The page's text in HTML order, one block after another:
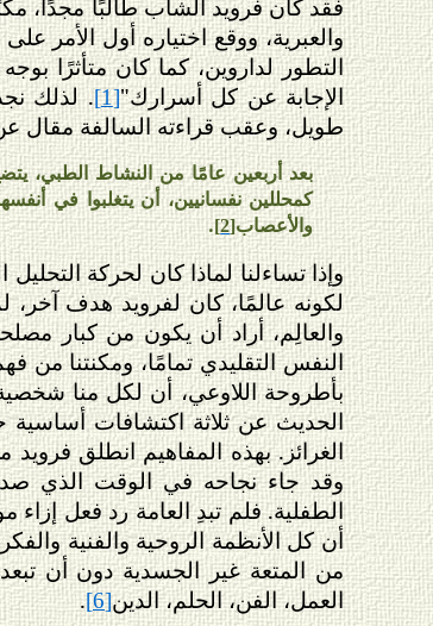
فقد كان فرويد الشاب طالبًا مجدًا،
والعبرية، ووقع اختياره أول الأمر
التطور لداروين، كما كان متأثرًا
الإجابة عن كل أسرارك"[1]
. لذلك
طويل، وعقب قراءته السالفة مقال عن
بعد أربعين عامًا من النشاط الطبي،
كمحللين نفسانيين، أن يتغلبوا في
والأعصاب[2]
.
وإذا تساءلنا لماذا كان لحركة
لكونه عالمًا، كان لفرويد هدف آخر،
والعالِم، أراد أن يكون من كبار
النفس التقليدي تمامًا، ومكنتنا من
بأطروحة اللاوعي، أن لكل منا
الحديث عن ثلاثة اكتشافات
الغرائز. بهذه المفاهيم انطلق
وقد جاء نجاحه في الوقت الذي صدم
الطفلية. فلم تبدِ العامة رد فعل
أن كل الأنظمة الروحية والفنية
من المتعة غير الجسدية دون أن
العمل، الفن، الحلم، الدين[6]
.